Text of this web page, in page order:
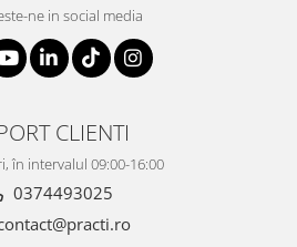
ne in social media
CLIENTI
în intervalul 09:00-16:00
0374493025